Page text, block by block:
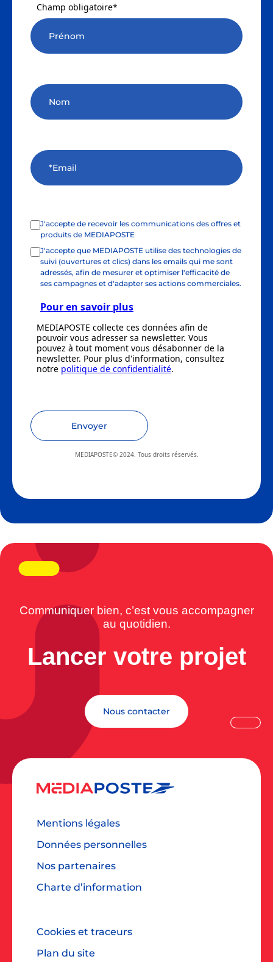
Champ obligatoire*
J'accepte de recevoir les communications des offres et
produits de MEDIAPOSTE
J'accepte que MEDIAPOSTE utilise des technologies de
suivi (ouvertures et clics) dans les emails qui me sont
adressés, afin de mesurer et optimiser l'efficacité de
ses campagnes et d'adapter ses actions commerciales.
Pour en savoir plus
MEDIAPOSTE collecte ces données afin de
pouvoir vous adresser sa newsletter. Vous
pouvez à tout moment vous désabonner de la
newsletter. Pour plus d'information, consultez
notre politique de confidentialité.
Envoyer
MEDIAPOSTE© 2024. Tous droits réservés.
Communiquer bien, c’est vous accompagner
au quotidien.
Lancer votre projet
Nous contacter
Mentions légales
Données personnelles
Nos partenaires
Charte d’information
Cookies et traceurs
Plan du site